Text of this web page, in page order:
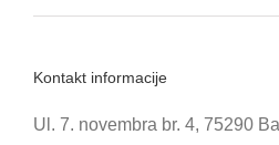
Kontakt informacije
Ul. 7. novembra br. 4, 75290